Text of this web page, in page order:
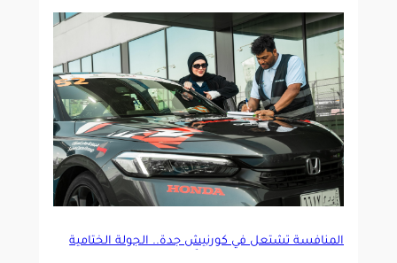
المنافسة تشتعل في كورنيش جدة.. الجولة الختامية